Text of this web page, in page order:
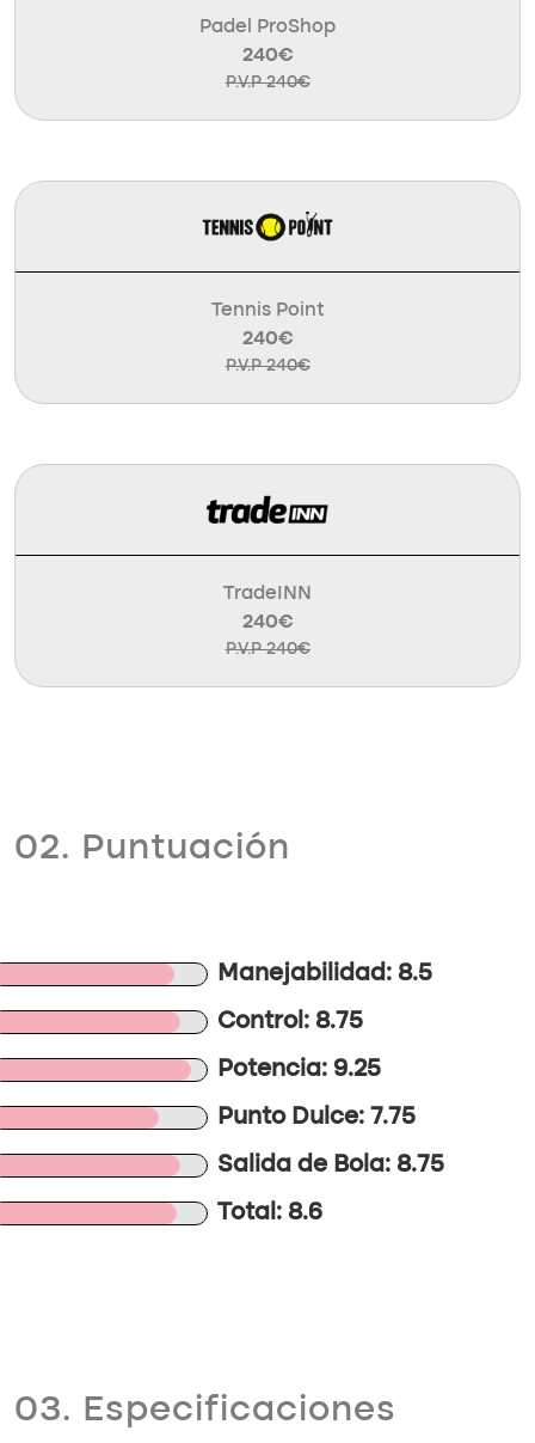
Padel ProShop
240€
P.V.P 240€
Tennis Point
240€
P.V.P 240€
TradeINN
240€
P.V.P 240€
02. Puntuación
Manejabilidad: 8.5
Control: 8.75
Potencia: 9.25
Punto Dulce: 7.75
Salida de Bola: 8.75
Total: 8.6
03. Especificaciones